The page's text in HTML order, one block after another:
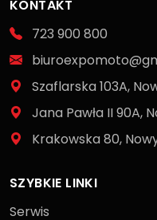
KONTAKT
723 900 800
Szaflarska 103A,
Jana Pawła II 90A,
Krakowska 80,
SZYBKIE LINKI
Serwis